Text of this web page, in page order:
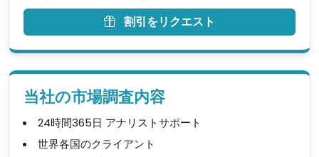
割引をリクエスト
当社の市場調査内容
24時間365日 アナリストサポート
世界各国のクライアント